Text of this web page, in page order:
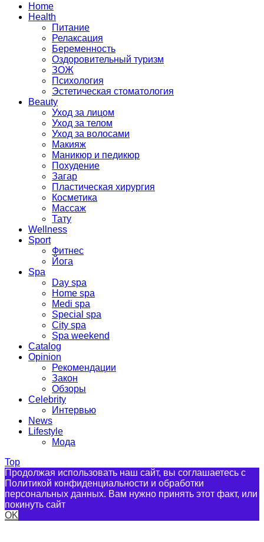
Home
Health
Питание
Релаксация
Беременность
Оздоровительный туризм
ЗОЖ
Психология
Эстетическая стоматология
Beauty
Уход за лицом
Уход за телом
Уход за волосами
Макияж
Маникюр и педикюр
Похудение
Загар
Пластическая хирургия
Косметика
Массаж
Тату
Wellness
Sport
Фитнес
Йога
Spa
Day spa
Home spa
Medi spa
Special spa
City spa
Spa weekend
Catalog
Opinion
Рекомендации
Закон
Обзоры
Celebrity
Интервью
News
Lifestyle
Мода
Top
Продолжая использовать наш сайт, вы соглашаетесь с
Политикой конфиденциальности и обработки
персональных данных. Вам нужно принять этот факт, или
покинуть сайт
OK